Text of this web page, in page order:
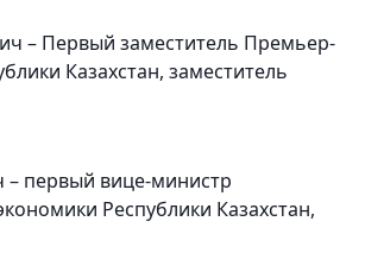
– Первый заместитель Премьер-
Казахстан, заместитель
– первый вице-министр
Республики Казахстан,